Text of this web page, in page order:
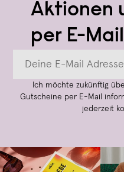
Aktionen
per E-
Ich möchte zukünftig
Gutscheine per E-Mail
jederzeit